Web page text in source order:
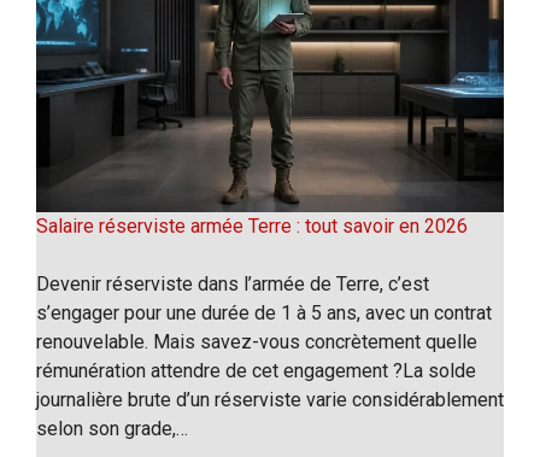
Salaire réserviste armée Terre : tout savoir en 2026
Devenir réserviste dans l’armée de Terre, c’est
s’engager pour une durée de 1 à 5 ans, avec un contrat
renouvelable. Mais savez-vous concrètement quelle
rémunération attendre de cet engagement ?La solde
journalière brute d’un réserviste varie considérablement
selon son grade,…